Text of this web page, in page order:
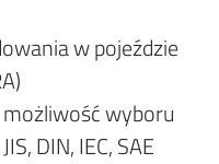
w pojeździe
wyboru
DIN, IEC, SAE